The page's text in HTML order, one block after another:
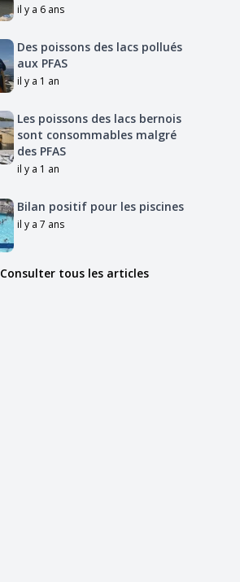
il y a 6 ans
Des poissons des lacs pollués
aux PFAS
il y a 1 an
Les poissons des lacs bernois
sont consommables malgré
des PFAS
il y a 1 an
Bilan positif pour les piscines
il y a 7 ans
Consulter tous les articles